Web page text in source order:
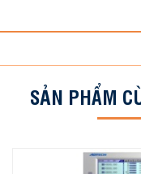
SẢN PHẨM